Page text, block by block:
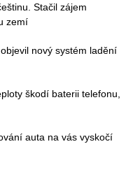
Stačil zájem
zemí
nový systém ladění
škodí baterii telefonu,
auta na vás vyskočí